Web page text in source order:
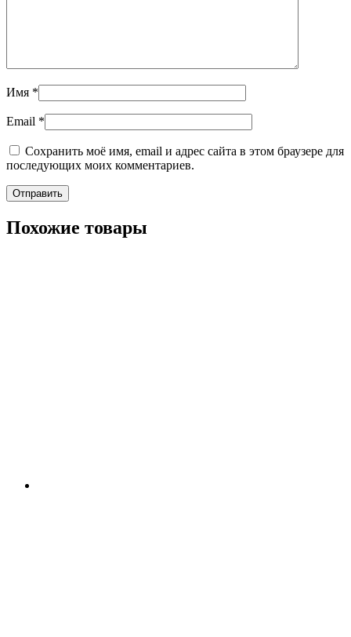
Имя *
Email *
Сохранить моё имя, email и адрес сайта в этом браузере для
последующих моих комментариев.
Похожие товары